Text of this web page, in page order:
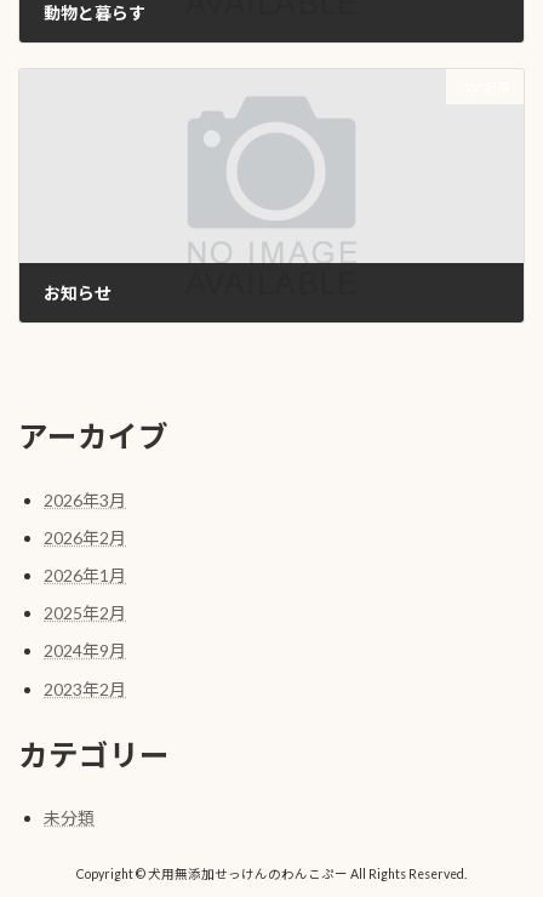
動物と暮らす
お知らせ
アーカイブ
2026年3月
2026年2月
2026年1月
2025年2月
2024年9月
2023年2月
カテゴリー
未分類
Copyright © 犬用無添加せっけんのわんこぷー All Rights Reserved.